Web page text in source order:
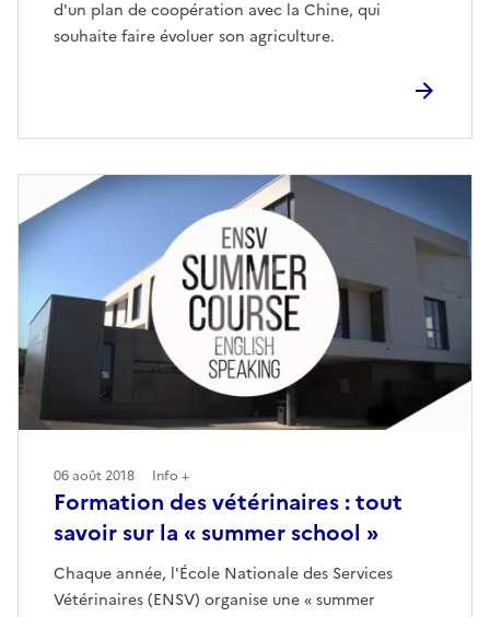
d'un plan de coopération avec la Chine, qui
souhaite faire évoluer son agriculture.
Formation des vétérinaires : tout
savoir sur la « summer school »
Chaque année, l'École Nationale des Services
Vétérinaires (ENSV) organise une « summer
06 août 2018 Info +